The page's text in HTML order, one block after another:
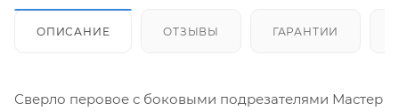
ОПИСАНИЕ ОТЗЫВЫ ГАРАНТИИ
Сверло перовое с боковыми подрезателями Мастер